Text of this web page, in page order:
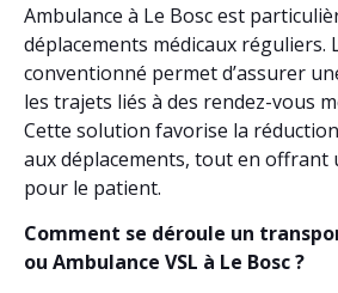
Ambulance à Le Bosc est
déplacements médicaux réguliers.
conventionné permet d’assurer
les trajets liés à des rendez-vous
Cette solution favorise la
aux déplacements, tout en offrant
pour le patient.
Comment se déroule un
ou Ambulance VSL à Le Bosc ?